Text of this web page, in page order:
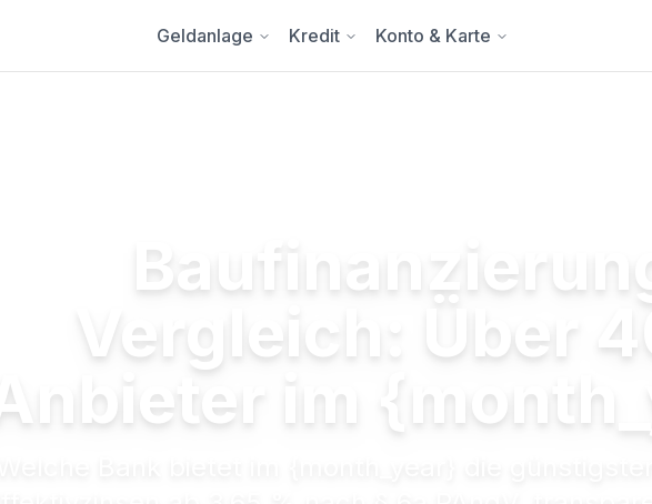
Geldanlage Kredit Konto & Karte
Vergleich: Über
Anbieter im